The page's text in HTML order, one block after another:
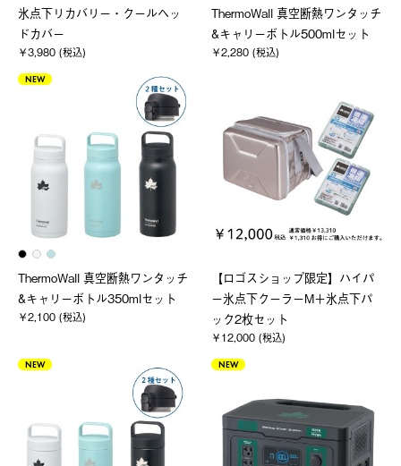
氷点下リカバリー・クールヘッ
ドカバー
￥3,980 (税込)
ThermoWall 真空断熱ワンタッチ
&キャリーボトル500mlセット
￥2,280 (税込)
NEW
ThermoWall 真空断熱ワンタッチ
&キャリーボトル350mlセット
￥2,100 (税込)
【ロゴスショップ限定】ハイパ
ー氷点下クーラーM＋氷点下パ
ック2枚セット
￥12,000 (税込)
NEW NEW